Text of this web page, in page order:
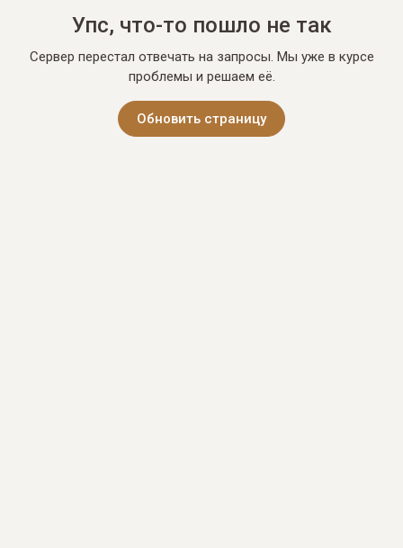
Упс, что-то пошло не так
Сервер перестал отвечать на запросы. Мы уже в курсе
проблемы и решаем её.
Обновить страницу